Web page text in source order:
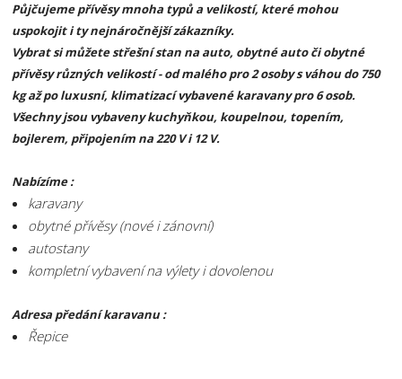
Půjčujeme přívěsy mnoha typů a velikostí, které mohou
uspokojit i ty nejnáročnější zákazníky.
Vybrat si můžete střešní stan na auto, obytné auto či obytné
přívěsy různých velikostí - od malého pro 2 osoby s váhou do 750
kg až po luxusní, klimatizací vybavené karavany pro 6 osob.
Všechny jsou vybaveny kuchyňkou, koupelnou, topením,
bojlerem, připojením na 220 V i 12 V.
Nabízíme :
karavany
obytné přívěsy (nové i zánovní)
autostany
kompletní vybavení na výlety i dovolenou
Adresa předání karavanu :
Řepice